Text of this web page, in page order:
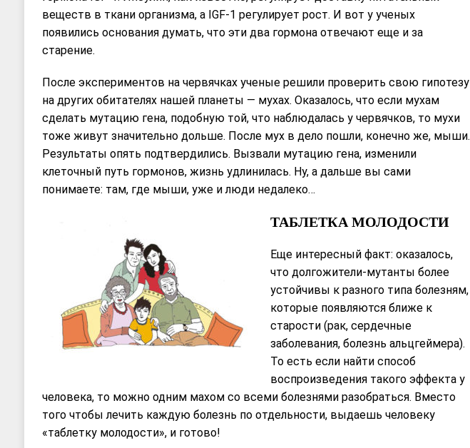
веществ в ткани организма, а IGF-1 регулирует рост. И вот у ученых
появились основания думать, что эти два гормона отвечают еще и за
старение.
После экспериментов на червячках ученые решили проверить свою гипотезу
на других обитателях нашей планеты — мухах. Оказалось, что если мухам
сделать мутацию гена, подобную той, что наблюдалась у червячков, то мухи
тоже живут значительно дольше. После мух в дело пошли, конечно же, мыши.
Результаты опять подтвердились. Вызвали мутацию гена, изменили
клеточный путь гормонов, жизнь удлинилась. Ну, а дальше вы сами
понимаете: там, где мыши, уже и люди недалеко…
ТАБЛЕТКА МОЛОДОСТИ
Еще интересный факт: оказалось,
что долгожители-мутанты более
устойчивы к разного типа болезням,
которые появляются ближе к
старости (рак, сердечные
заболевания, болезнь альцгеймера).
То есть если найти способ
воспроизведения такого эффекта у
человека, то можно одним махом со всеми болезнями разобраться. Вместо
того чтобы лечить каждую болезнь по отдельности, выдаешь человеку
«таблетку молодости», и готово!